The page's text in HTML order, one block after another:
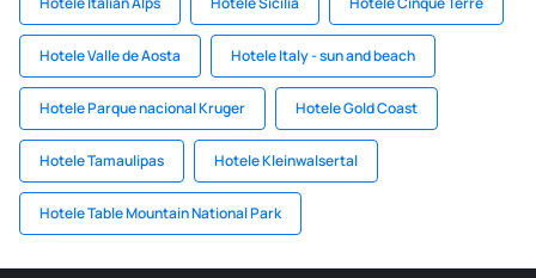
Hotele Valle de Aosta Hotele Italy - sun and beach
Hotele Parque nacional Kruger Hotele Gold Coast
Hotele Tamaulipas Hotele Kleinwalsertal
Hotele Table Mountain National Park